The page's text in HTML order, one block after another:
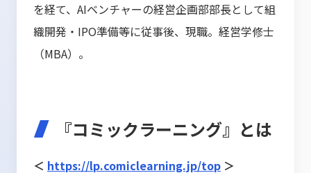
を経て、AIベンチャーの経営企画部部長として組
織開発・IPO準備等に従事後、現職。経営学修士
（MBA）。
『コミックラーニング』とは
＜ https://lp.comiclearning.jp/top ＞